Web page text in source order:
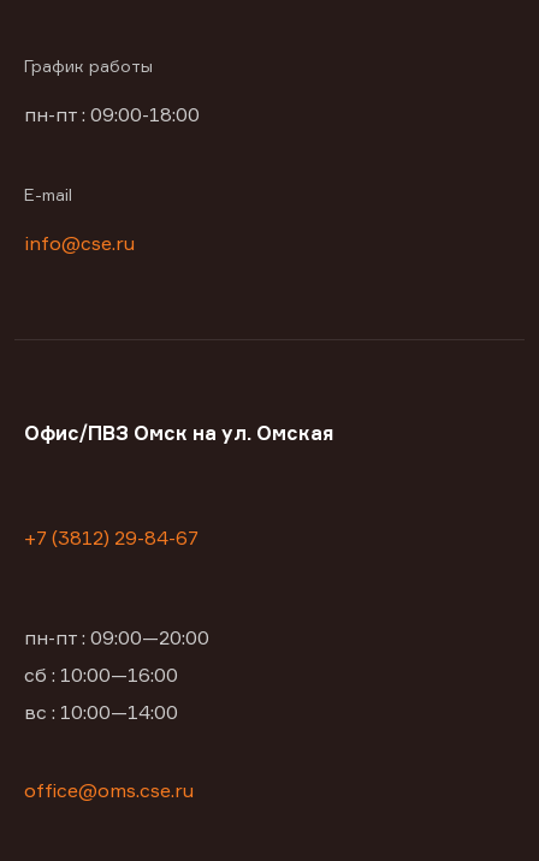
График работы
пн-пт : 09:00-18:00
E-mail
info@cse.ru
Офис/ПВЗ Омск на ул. Омская
+7 (3812) 29-84-67
пн-пт : 09:00—20:00
сб : 10:00—16:00
вс : 10:00—14:00
office@oms.cse.ru